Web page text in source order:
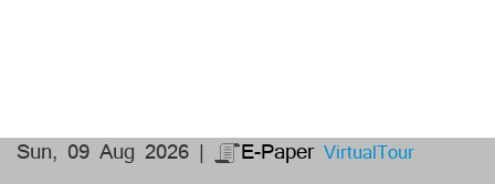
Sun, 09 Aug 2026 | E-Paper VirtualTour